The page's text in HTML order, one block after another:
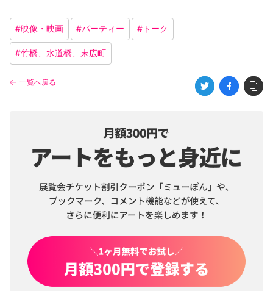
#映像・映画 #パーティー # トーク
#竹橋、水道橋、末広町
一覧へ戻る